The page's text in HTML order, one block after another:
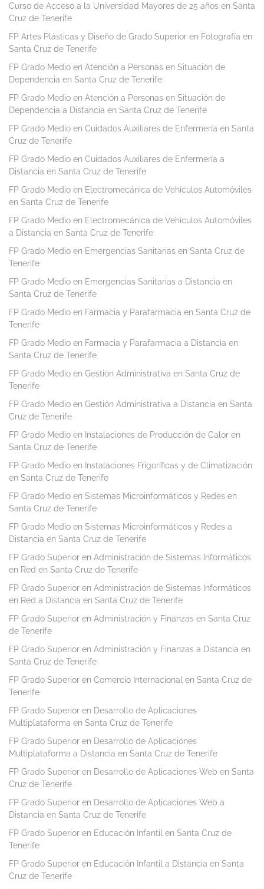
Curso de Acceso a la Universidad Mayores de 25 años en Santa
Cruz de Tenerife
FP Artes Plásticas y Diseño de Grado Superior en Fotografía en
Santa Cruz de Tenerife
FP Grado Medio en Atención a Personas en Situación de
Dependencia en Santa Cruz de Tenerife
FP Grado Medio en Atención a Personas en Situación de
Dependencia a Distancia en Santa Cruz de Tenerife
FP Grado Medio en Cuidados Auxiliares de Enfermería en Santa
Cruz de Tenerife
FP Grado Medio en Cuidados Auxiliares de Enfermería a
Distancia en Santa Cruz de Tenerife
FP Grado Medio en Electromecánica de Vehículos Automóviles
en Santa Cruz de Tenerife
FP Grado Medio en Electromecánica de Vehículos Automóviles
a Distancia en Santa Cruz de Tenerife
FP Grado Medio en Emergencias Sanitarias en Santa Cruz de
Tenerife
FP Grado Medio en Emergencias Sanitarias a Distancia en
Santa Cruz de Tenerife
FP Grado Medio en Farmacia y Parafarmacia en Santa Cruz de
Tenerife
FP Grado Medio en Farmacia y Parafarmacia a Distancia en
Santa Cruz de Tenerife
FP Grado Medio en Gestión Administrativa en Santa Cruz de
Tenerife
FP Grado Medio en Gestión Administrativa a Distancia en Santa
Cruz de Tenerife
FP Grado Medio en Instalaciones de Producción de Calor en
Santa Cruz de Tenerife
FP Grado Medio en Instalaciones Frigoríficas y de Climatización
en Santa Cruz de Tenerife
FP Grado Medio en Sistemas Microinformáticos y Redes en
Santa Cruz de Tenerife
FP Grado Medio en Sistemas Microinformáticos y Redes a
Distancia en Santa Cruz de Tenerife
FP Grado Superior en Administración de Sistemas Informáticos
en Red en Santa Cruz de Tenerife
FP Grado Superior en Administración de Sistemas Informáticos
en Red a Distancia en Santa Cruz de Tenerife
FP Grado Superior en Administración y Finanzas en Santa Cruz
de Tenerife
FP Grado Superior en Administración y Finanzas a Distancia en
Santa Cruz de Tenerife
FP Grado Superior en Comercio Internacional en Santa Cruz de
Tenerife
FP Grado Superior en Desarrollo de Aplicaciones
Multiplataforma en Santa Cruz de Tenerife
FP Grado Superior en Desarrollo de Aplicaciones
Multiplataforma a Distancia en Santa Cruz de Tenerife
FP Grado Superior en Desarrollo de Aplicaciones Web en Santa
Cruz de Tenerife
FP Grado Superior en Desarrollo de Aplicaciones Web a
Distancia en Santa Cruz de Tenerife
FP Grado Superior en Educación Infantil en Santa Cruz de
Tenerife
FP Grado Superior en Educación Infantil a Distancia en Santa
Cruz de Tenerife